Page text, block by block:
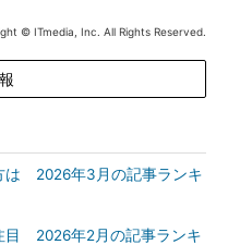
© ITmedia, Inc. All Rights Reserved.
は 2026年3月の記事ランキ
目 2026年2月の記事ランキ